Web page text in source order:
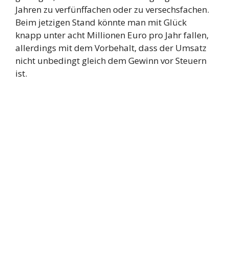
Jahren zu verfünffachen oder zu versechsfachen.
Beim jetzigen Stand könnte man mit Glück
knapp unter acht Millionen Euro pro Jahr fallen,
allerdings mit dem Vorbehalt, dass der Umsatz
nicht unbedingt gleich dem Gewinn vor Steuern
ist.